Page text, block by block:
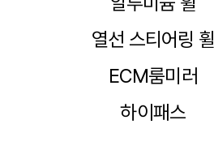
열선 스티어링 휠
ECM룸미러
하이패스